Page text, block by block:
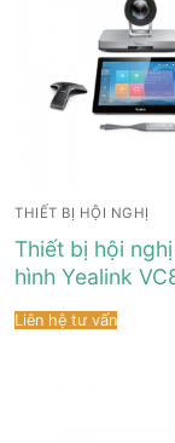
THIẾT BỊ HỘI NGHỊ
Thiết bị hội
hình Yealink
Liên hệ tư vấn